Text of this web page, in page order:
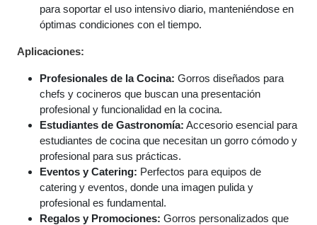
para soportar el uso intensivo diario, manteniéndose en
óptimas condiciones con el tiempo.
Aplicaciones:
Profesionales de la Cocina: Gorros diseñados para
chefs y cocineros que buscan una presentación
profesional y funcionalidad en la cocina.
Estudiantes de Gastronomía: Accesorio esencial para
estudiantes de cocina que necesitan un gorro cómodo y
profesional para sus prácticas.
Eventos y Catering: Perfectos para equipos de
catering y eventos, donde una imagen pulida y
profesional es fundamental.
Regalos y Promociones: Gorros personalizados que